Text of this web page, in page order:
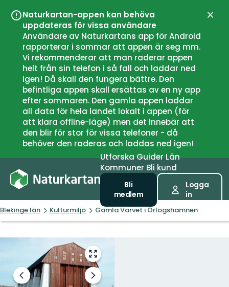
Naturkartan-appen kan behöva
uppdateras för vissa användare
Användare av Naturkartans app för Android
rapporterar i sommar att appen är seg mm.
Vi rekommenderar att man raderar appen
helt från sin telefon i så fall och laddar ned
igen! Då skall den fungera bättre. Den
befintliga appen skall ersättas av en ny app
efter sommaren. Den gamla appen laddar
all data för hela landet lokalt i appen (för
att klara offline-läge) men det innebär att
den blir för stor för vissa telefoner - då
behöver den raderas och laddas ned igen!
UtforskaGuiderLän
Kommuner Bli kund
Bli
medlem
Logga
in
Blekinge län Kulturmiljö Gamla Varvet i Örlogshamnen
Gå
till
helskärmsläge
Föregående
Nästa